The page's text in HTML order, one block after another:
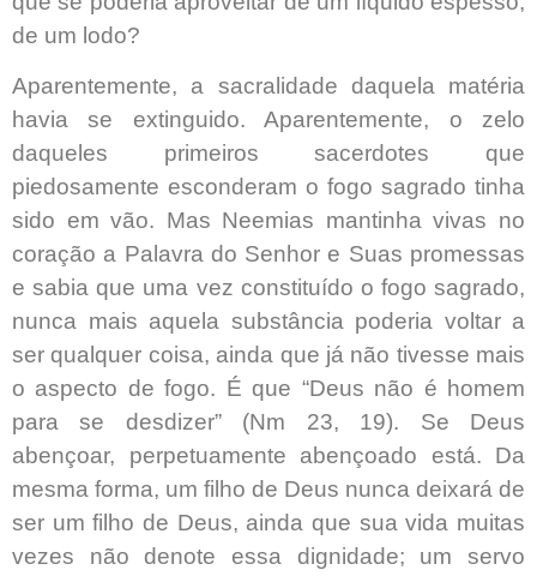
de um lodo?
Aparentemente, a sacralidade daquela matéria
havia se extinguido. Aparentemente, o zelo
daqueles primeiros sacerdotes que
piedosamente esconderam o fogo sagrado tinha
sido em vão. Mas Neemias mantinha vivas no
coração a Palavra do Senhor e Suas promessas
e sabia que uma vez constituído o fogo sagrado,
nunca mais aquela substância poderia voltar a
ser qualquer coisa, ainda que já não tivesse mais
o aspecto de fogo. É que “Deus não é homem
para se desdizer” (Nm 23, 19). Se Deus
abençoar, perpetuamente abençoado está. Da
mesma forma, um filho de Deus nunca deixará de
ser um filho de Deus, ainda que sua vida muitas
vezes não denote essa dignidade; um servo